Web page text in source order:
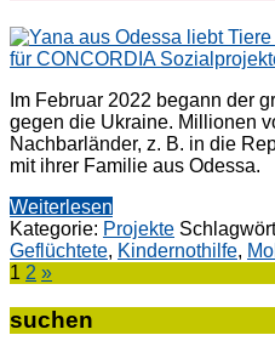
Im Februar 2022 begann der
gegen die Ukraine. Millionen
Nachbarländer, z. B. in die
mit ihrer Familie aus Odessa.
Weiterlesen
Kategorie: Projekte
Geflüchtete, Kindernothilfe,
1 2 »
suchen